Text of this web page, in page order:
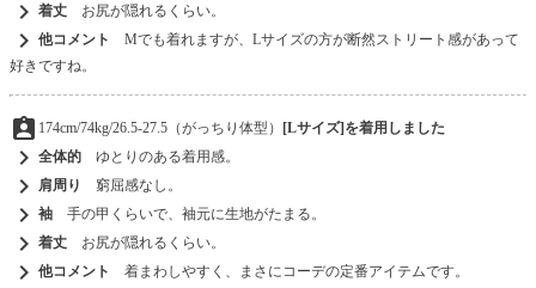
chevron_right 着丈 お尻が隠れるくらい。
chevron_right 他コメント Mでも着れますが、Lサイズの方が断然ストリート感があって
好きですね。
assignment_ind 174cm/74kg/26.5-27.5（がっちり体型） [Lサイズ]を着用しました
chevron_right 全体的 ゆとりのある着用感。
chevron_right 肩周り 窮屈感なし。
chevron_right 袖 手の甲くらいで、袖元に生地がたまる。
chevron_right 着丈 お尻が隠れるくらい。
chevron_right 他コメント 着まわしやすく、まさにコーデの定番アイテムです。